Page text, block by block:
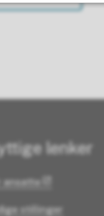
lenker
ansatte
stillinger